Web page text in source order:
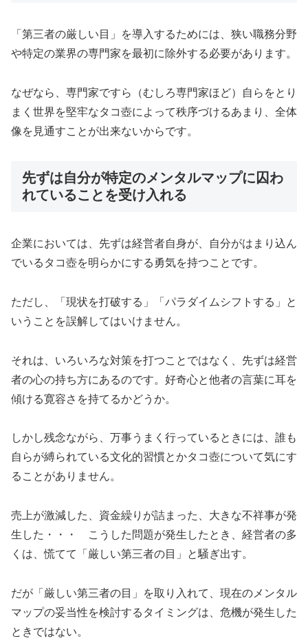
「第三者の厳しい目」を導入するためには、狭い職務分野
や特定の業界の専門家を最初に除外する必要があります。
なぜなら、専門家ですら（むしろ専門家ほど）自らをとり
まく世界を堅牢なタコ壺によって秩序づけるあまり、全体
像を見通すことが出来ないからです。
先ずは自分が特定のメンタルマップに囚わ
れていることを受け入れる
企業においては、先ずは経営者自身が、自分がはまり込ん
でいるタコ壺を明らかにする勇気を持つことです。
ただし、「現状を打破する」「パラダイムシフトする」と
いうことを誤解してはいけません。
それは、いろいろな対策を打つことではなく、先ずは経営
者の心の持ち方にあるのです。好奇心と他者の言葉に耳を
傾ける寛容さを持てるかどうか。
しかし残念ながら、万事うまく行っているときには、誰も
自らが縛られている文化的習慣とかタコ壺について気にす
ることがありません。
売上が激減した、資金繰りが詰まった、大きな不祥事が発
生した・・・ こうした問題が発生したとき、経営者の多
くは、慌てて「厳しい第三者の目」と騒ぎ出す。
だが「厳しい第三者の目」を取り入れて、現在のメンタル
マップの妥当性を検討するタイミングは、危機が発生した
ときではない。